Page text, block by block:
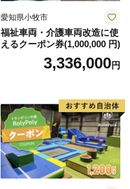
愛知県小牧市
福祉車両・介護車両改造に使
えるクーポン券(1,000,000 円)
3,336,000円